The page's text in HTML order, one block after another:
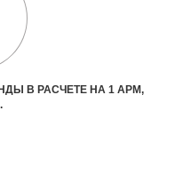
В РАСЧЕТЕ НА 1 АРМ,